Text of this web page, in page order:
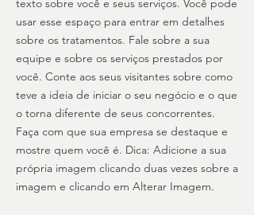
texto sobre você e seus serviços. Você pode
usar esse espaço para entrar em detalhes
sobre os tratamentos. Fale sobre a sua
equipe e sobre os serviços prestados por
você. Conte aos seus visitantes sobre como
teve a ideia de iniciar o seu negócio e o que
o torna diferente de seus concorrentes.
Faça com que sua empresa se destaque e
mostre quem você é. Dica: Adicione a sua
própria imagem clicando duas vezes sobre a
imagem e clicando em Alterar Imagem.